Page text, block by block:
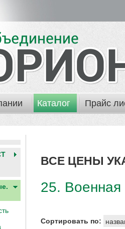
Каталог Прайс
ВСЕ ЦЕНЫ
25. Военная
Сортировать по: